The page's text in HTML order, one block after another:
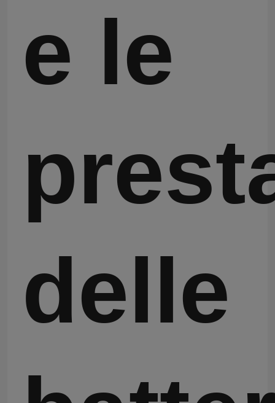
e le
delle